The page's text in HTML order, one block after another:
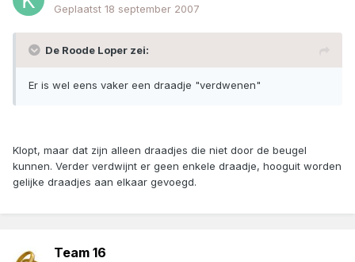
Geplaatst 18 september 2007
De Roode Loper zei:
Er is wel eens vaker een draadje "verdwenen"
Klopt, maar dat zijn alleen draadjes die niet door de beugel
kunnen. Verder verdwijnt er geen enkele draadje, hooguit worden
gelijke draadjes aan elkaar gevoegd.
Team 16